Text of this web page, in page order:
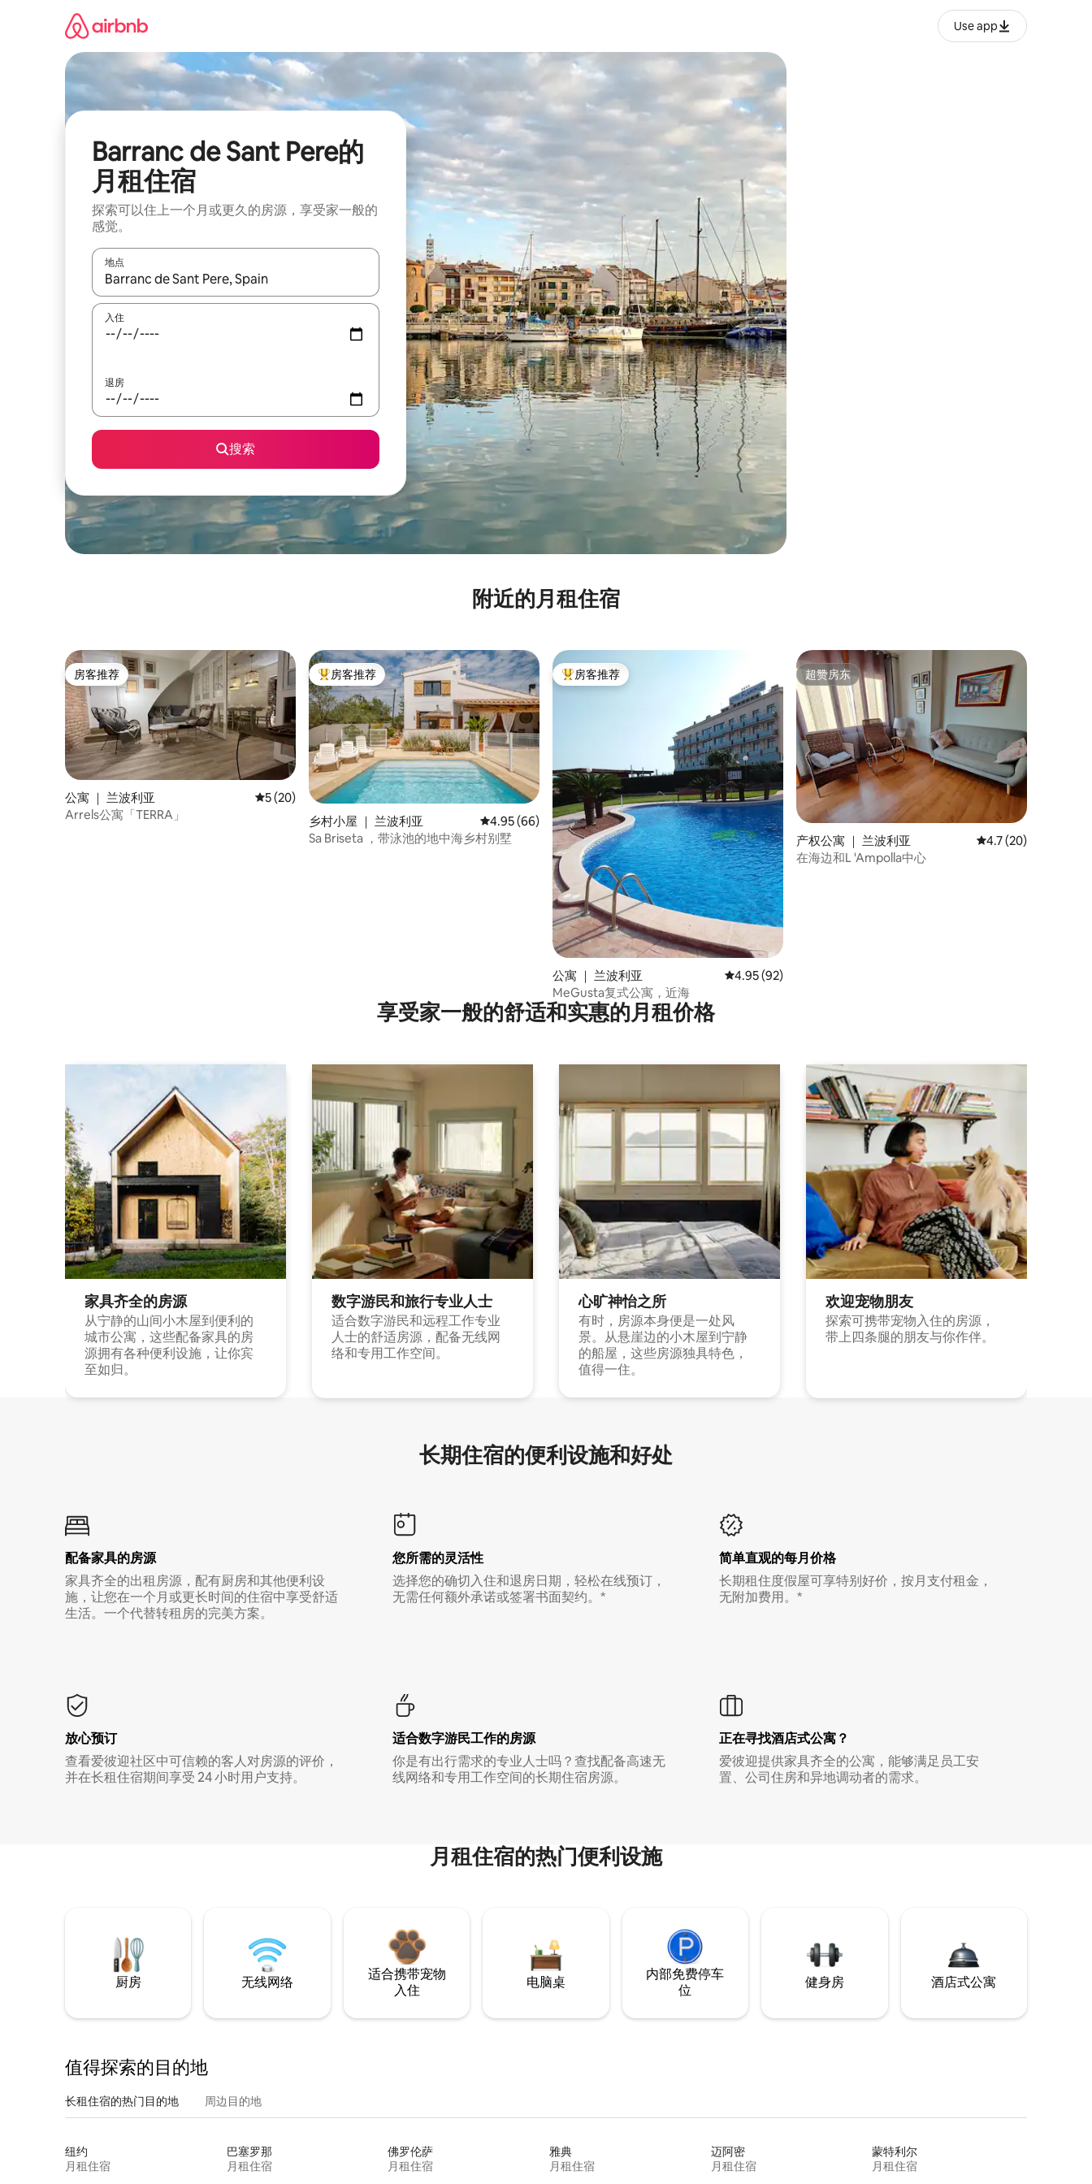
Use app
Barranc de Sant Pere的
月租住宿
探索可以住上一个月或更久的房源，享受家一般的
感觉。
地点
如有搜索结果，请使用上下方向键查看，或通过点击或滑动手势浏览。
入住
退房
搜索
附近的月租住宿
房客推荐
房客推荐
公寓 ｜ 兰波利亚 平均评分 5 分（满分 5 分），共 20 条评价
5 (20)
Arrels公寓「TERRA」
热门「房客推荐」
房客推荐
乡村小屋 ｜ 兰波利亚 平均评分 4.95 分（满分 5 分），共 66 条评价
4.95 (66)
Sa Briseta ，带泳池的地中海乡村别墅
热门「房客推荐」
房客推荐
公寓 ｜ 兰波利亚 平均评分 4.95 分（满分 5 分），共 92 条评价
4.95 (92)
MeGusta复式公寓，近海
超赞房东
超赞房东
产权公寓 ｜ 兰波利亚 平均评分 4.7 分（满
4.7 (20)
在海边和L 'Ampolla中心
享受家一般的舒适和实惠的月租价格
家具齐全的房源
从宁静的山间小木屋到便利的
城市公寓，这些配备家具的房
源拥有各种便利设施，让你宾
至如归。
数字游民和旅行专业人士
适合数字游民和远程工作专业
人士的舒适房源，配备无线网
络和专用工作空间。
心旷神怡之所
有时，房源本身便是一处风
景。从悬崖边的小木屋到宁静
的船屋，这些房源独具特色，
值得一住。
欢迎宠物朋友
探索可携带宠物入住的房源，
带上四条腿的朋友与你作伴。
长期住宿的便利设施和好处
配备家具的房源
家具齐全的出租房源，配有厨房和其他便利设
施，让您在一个月或更长时间的住宿中享受舒适
生活。一个代替转租房的完美方案。
您所需的灵活性
选择您的确切入住和退房日期，轻松在线预订，
无需任何额外承诺或签署书面契约。*
简单直观的每月价格
长期租住度假屋可享特别好价，按月支付租金，
无附加费用。*
放心预订
查看爱彼迎社区中可信赖的客人对房源的评价，
并在长租住宿期间享受 24 小时用户支持。
适合数字游民工作的房源
你是有出行需求的专业人士吗？查找配备高速无
线网络和专用工作空间的长期住宿房源。
正在寻找酒店式公寓？
爱彼迎提供家具齐全的公寓，能够满足员工安
置、公司住房和异地调动者的需求。
月租住宿的热门便利设施
厨房 无线网络
适合携带宠物
入住
电脑桌
内部免费停车
位
健身房 酒店式公寓
值得探索的目的地
长租住宿的热门目的地 周边目的地
纽约
月租住宿
巴塞罗那
月租住宿
佛罗伦萨
月租住宿
雅典
月租住宿
迈阿密
月租住宿
蒙特利尔
月租住宿